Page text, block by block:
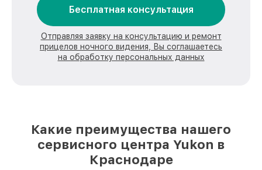
Бесплатная консультация
Отправляя заявку на консультацию и ремонт
прицелов ночного видения, Вы соглашаетесь
на обработку персональных данных
Какие преимущества нашего
сервисного центра Yukon в
Краснодаре